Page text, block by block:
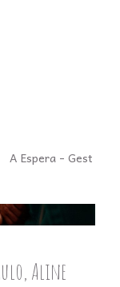
A Espera - Gestação
Aline